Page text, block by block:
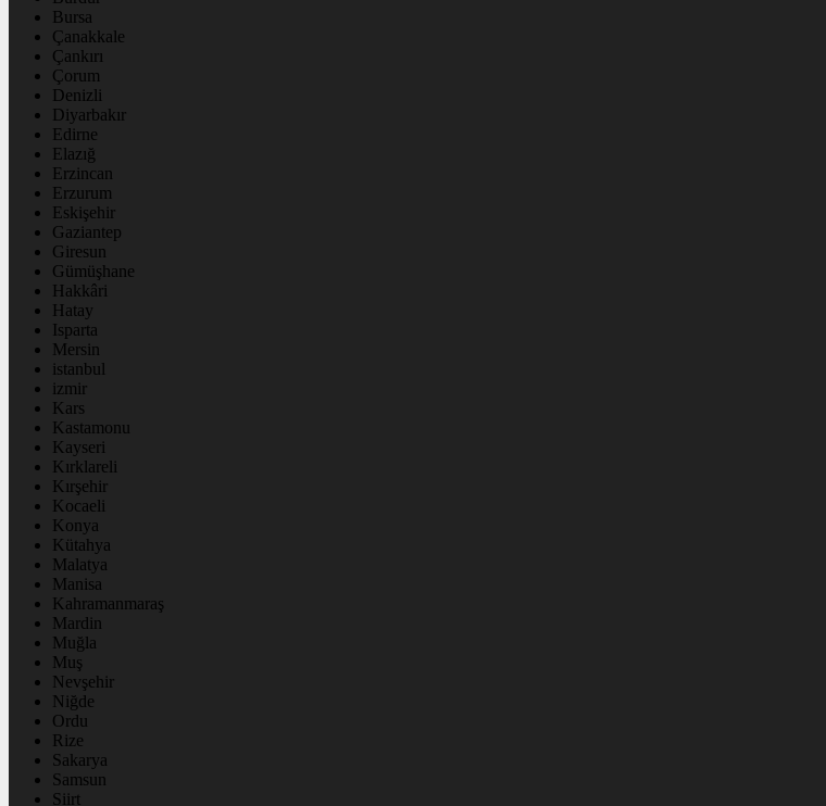
Bursa
Çanakkale
Çankırı
Çorum
Denizli
Diyarbakır
Edirne
Elazığ
Erzincan
Erzurum
Eskişehir
Gaziantep
Giresun
Gümüşhane
Hakkâri
Hatay
Isparta
Mersin
istanbul
izmir
Kars
Kastamonu
Kayseri
Kırklareli
Kırşehir
Kocaeli
Konya
Kütahya
Malatya
Manisa
Kahramanmaraş
Mardin
Muğla
Muş
Nevşehir
Niğde
Ordu
Rize
Sakarya
Samsun
Siirt